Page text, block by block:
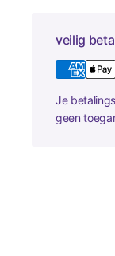
veilig
Je
geen